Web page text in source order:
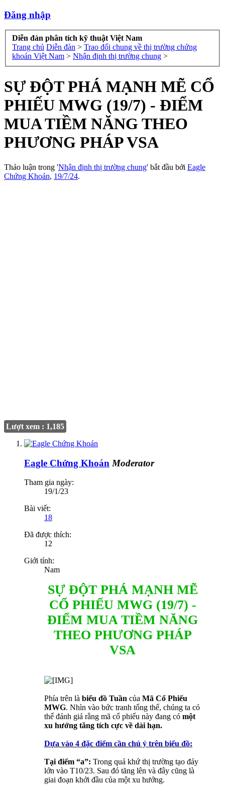
Đăng nhập
Diễn đàn phân tích kỹ thuật Việt Nam
Trang chủ Diễn đàn > Trao đổi chung về thị trường chứng
khoán Việt Nam > Nhận định thị trường chung >
SỰ ĐỘT PHÁ MẠNH MẼ CỔ
PHIẾU MWG (19/7) - ĐIỂM
MUA TIỀM NĂNG THEO
PHƯƠNG PHÁP VSA
Thảo luận trong 'Nhận định thị trường chung' bắt đầu bởi Eagle
Chứng Khoán, 19/7/24.
Lượt xem : 1,185
Eagle Chứng Khoán Moderator
Tham gia ngày:
19/1/23
Bài viết:
18
Đã được thích:
12
Giới tính:
Nam
SỰ ĐỘT PHÁ MẠNH MẼ
CỔ PHIẾU MWG (19/7) -
ĐIỂM MUA TIỀM NĂNG
THEO PHƯƠNG PHÁP
VSA
Phía trên là biểu đồ Tuần của Mã Cổ Phiếu
MWG. Nhìn vào bức tranh tổng thể, chúng ta có
thể đánh giá rằng mã cổ phiếu này đang có một
xu hướng tăng tích cực về dài hạn.
Dựa vào 4 đặc điểm cần chú ý trên biểu đồ:
Tại điểm “a”: Trong quá khứ thị trường tạo đáy
lớn vào T10/23. Sau đó tăng lên và đây cũng là
giai đoạn khởi đầu của một xu hướng.